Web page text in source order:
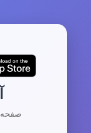
صفحه 1 از 343 | مجموع 3424 آرشیو